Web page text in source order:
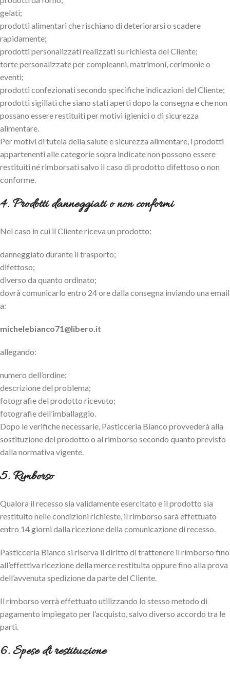
gelati;
prodotti alimentari che rischiano di deteriorarsi o scadere
rapidamente;
prodotti personalizzati realizzati su richiesta del Cliente;
torte personalizzate per compleanni, matrimoni, cerimonie o
eventi;
prodotti confezionati secondo specifiche indicazioni del Cliente;
prodotti sigillati che siano stati aperti dopo la consegna e che non
possano essere restituiti per motivi igienici o di sicurezza
alimentare.
Per motivi di tutela della salute e sicurezza alimentare, i prodotti
appartenenti alle categorie sopra indicate non possono essere
restituiti né rimborsati salvo il caso di prodotto difettoso o non
conforme.
4. Prodotti danneggiati o non conformi
Nel caso in cui il Cliente riceva un prodotto:
danneggiato durante il trasporto;
difettoso;
diverso da quanto ordinato;
dovrà comunicarlo entro 24 ore dalla consegna inviando una email
a:
michelebianco71@libero.it
allegando:
numero dell’ordine;
descrizione del problema;
fotografie del prodotto ricevuto;
fotografie dell’imballaggio.
Dopo le verifiche necessarie, Pasticceria Bianco provvederà alla
sostituzione del prodotto o al rimborso secondo quanto previsto
dalla normativa vigente.
5. Rimborso
Qualora il recesso sia validamente esercitato e il prodotto sia
restituito nelle condizioni richieste, il rimborso sarà effettuato
entro 14 giorni dalla ricezione della comunicazione di recesso.
Pasticceria Bianco si riserva il diritto di trattenere il rimborso fino
all’effettiva ricezione della merce restituita oppure fino alla prova
dell’avvenuta spedizione da parte del Cliente.
Il rimborso verrà effettuato utilizzando lo stesso metodo di
pagamento impiegato per l’acquisto, salvo diverso accordo tra le
parti.
6. Spese di restituzione